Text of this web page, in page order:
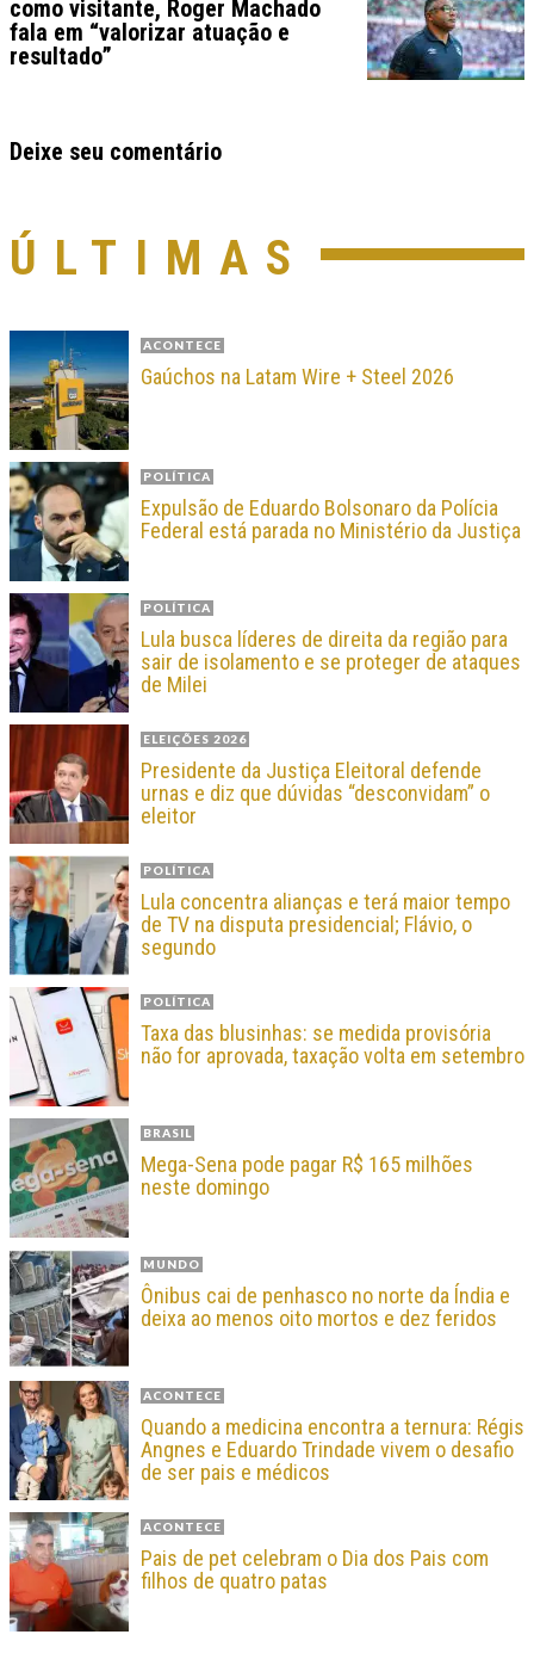
como visitante, Roger Machado
fala em “valorizar atuação e
resultado”
Deixe seu comentário
ÚLTIMAS
ACONTECE
Gaúchos na Latam Wire + Steel 2026
POLÍTICA
Expulsão de Eduardo Bolsonaro da Polícia
Federal está parada no Ministério da Justiça
POLÍTICA
Lula busca líderes de direita da região para
sair de isolamento e se proteger de ataques
de Milei
ELEIÇÕES 2026
Presidente da Justiça Eleitoral defende
urnas e diz que dúvidas “desconvidam” o
eleitor
POLÍTICA
Lula concentra alianças e terá maior tempo
de TV na disputa presidencial; Flávio, o
segundo
POLÍTICA
Taxa das blusinhas: se medida provisória
não for aprovada, taxação volta em setembro
BRASIL
Mega-Sena pode pagar R$ 165 milhões
neste domingo
MUNDO
Ônibus cai de penhasco no norte da Índia e
deixa ao menos oito mortos e dez feridos
ACONTECE
Quando a medicina encontra a ternura: Régis
Angnes e Eduardo Trindade vivem o desafio
de ser pais e médicos
ACONTECE
Pais de pet celebram o Dia dos Pais com
filhos de quatro patas